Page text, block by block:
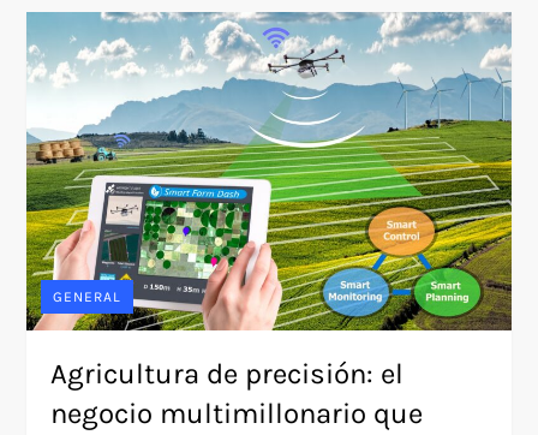
GENERAL
Agricultura de precisión: el
negocio multimillonario que